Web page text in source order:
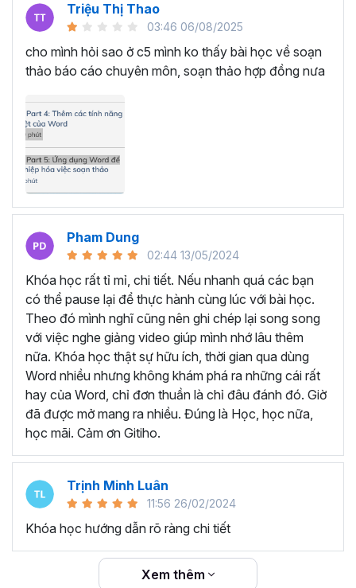
Học Word sẽ giúp bạn từ một người chỉ biết sử dụng Word
cơ bản như soạn thảo văn bản thông thường trở thành
một người nắm trọn các tính năng, thành thạo các thao
tác chỉ trong 7 giờ học tập.
hình thành tư duy soạn thảo nhạy bén, linh hoạt, hoàn
thành mọi công việc nhanh chóng và khoa học. Đồng
thời, sự thành thạo Microsoft Word sẽ tạo ra cơ hội thăng
tiến trong công việc, mở ra cánh cửa cho sự phát triển và
tiến bộ trên con đường sự nghiệp.
Đặc biệt, bạn chỉ cần bỏ ra một số tiền rất nhỏ là đã có
thể sở hữu khóa học trọn đời với nội dung được các giảng
viên cập nhật liên tục đảm bảo kiến thức mới nhất cho
người học. Bất cứ khi nào quên kiến thức, bạn có thể mở
lại khóa học và ôn tập lại, từ đó tăng khả năng ghi nhớ
hiệu quả hơn.
TẠI SAO NÊN THAM GIA
KHÓA HỌC WORD ONLINE?
Word là một trong những công cụ tin học mà bất kỳ nhân
viên văn phòng nào cần hiểu và nắm vững. Có thể là bạn
trường, nhưng đó chỉ là những kiến thức cơ bản và chưa
đủ sâu để triển khai công việc thực tế.
Thực trạn, nhiều bạn đi làm đã quên gần hết các thao tác
trên Word do lâu không sử dụng. Không biết các mẹo và
thủ thuật làm việc với Word để tiết kiệm thời gian vì trước
đây chưa được đào tạo chuyên sâu.
Triệu Thị Thao
03:46 06/08/2025
cho mình hỏi sao ở c5 mình ko thấy bài học về soạn
thảo báo cáo chuyên môn, soạn thảo hợp đồng nưa
Pham Dung
02:44 13/05/2024
Khóa học rất tỉ mỉ, chi tiết. Nếu nhanh quá các bạn
có thể pause lại để thực hành cùng lúc với bài học.
Theo đó mình nghĩ cũng nên ghi chép lại song song
với việc nghe giảng video giúp mình nhớ lâu thêm
nữa. Khóa học thật sự hữu ích, thời gian qua dùng
Word nhiều nhưng không khám phá ra những cái rất
hay của Word, chỉ đơn thuần là chỉ đâu đánh đó. Giờ
đã được mở mang ra nhiều. Đúng là Học, học nữa,
học mãi. Cảm ơn Gitiho.
Trịnh Minh Luân
11:56 26/02/2024
Khóa học hướng dẫn rõ ràng chi tiết
Xem thêm